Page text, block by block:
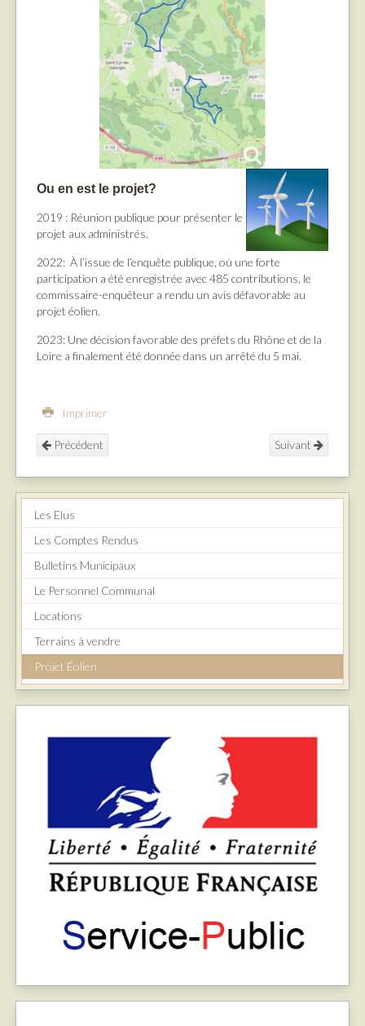
Ou en est le projet?
2019 : Réunion publique pour présenter le
projet aux administrés.
2022: À l’issue de l’enquête publique, où une forte
participation a été enregistrée avec 485 contributions, le
commissaire-enquêteur a rendu un avis défavorable au
projet éolien.
2023: Une décision favorable des préfets du Rhône et de la
Loire a finalement été donnée dans un arrêté du 5 mai.
Imprimer
Précédent Suivant
Les Elus
Les Comptes Rendus
Bulletins Municipaux
Le Personnel Communal
Locations
Terrains à vendre
Projet Éolien